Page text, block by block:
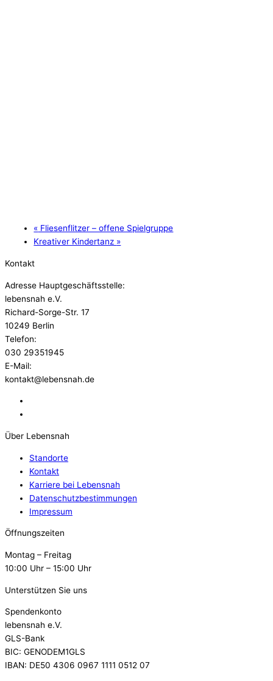
« Fliesenflitzer – offene Spielgruppe
Kreativer Kindertanz »
Kontakt
Adresse Hauptgeschäftsstelle:
lebensnah e.V.
Richard-Sorge-Str. 17
10249 Berlin
Telefon:
030 29351945
E-Mail:
kontakt@lebensnah.de
Über Lebensnah
Standorte
Kontakt
Karriere bei Lebensnah
Datenschutzbestimmungen
Impressum
Öffnungszeiten
Montag – Freitag
10:00 Uhr – 15:00 Uhr
Unterstützen Sie uns
Spendenkonto
lebensnah e.V.
GLS-Bank
BIC: GENODEM1GLS
IBAN: DE50 4306 0967 1111 0512 07